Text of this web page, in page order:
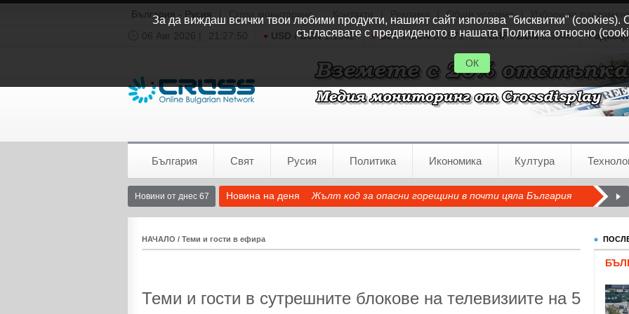
България - Русия Cross мониторинг Общи условия Избори за
06 Авг 2026 |
21:27:51 USD / BGN1.1542 GBP / BGN0.8571 CHF / BGN0.9346
България Свят Русия Политика Икономика Култура
Новини от днес 67 Новина на деня Жълт код за опасни горещини в почти цяла България
НАЧАЛО / Теми и гости в ефира
Теми и гости в сутрешните блокове на телевизиите на 5
За да виждаш всички твои любими продукти, нашият сайт използва "бисквитки" (cookies).
съгласявате с предвиденото в нашата Политика относно
ОК